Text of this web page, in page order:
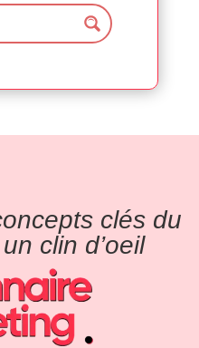
clés du
clin d’oeil